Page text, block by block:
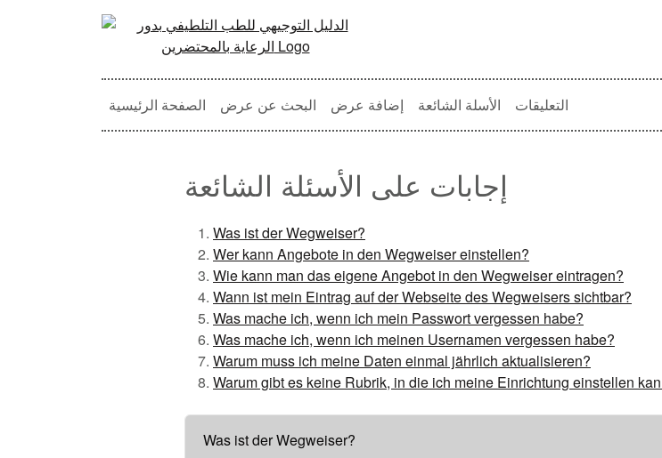
الصفحة الرئيسية البحث عن عرض إضافة عرض الأسلة الشائعة التعليقات
إجابات على الأسئلة الشائعة
Was ist der Wegweiser?
Wer kann Angebote in den Wegweiser einstellen?
Wie kann man das eigene Angebot in den Wegweiser eintragen?
Wann ist mein Eintrag auf der Webseite des Wegweisers sichtbar?
Was mache ich, wenn ich mein Passwort vergessen habe?
Was mache ich, wenn ich meinen Usernamen vergessen habe?
Warum muss ich meine Daten einmal jährlich aktualisieren?
Warum gibt es keine Rubrik, in die ich meine Einrichtung einstellen
Was ist der Wegweiser?